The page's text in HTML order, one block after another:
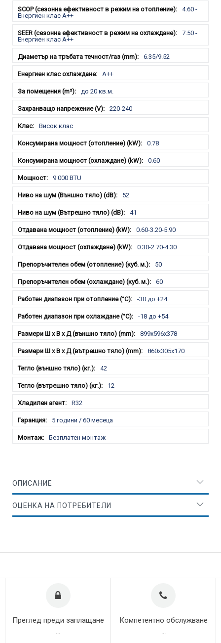
4.60 -
Енергиен клас A++
7.50 -
Енергиен клас A++
6.35/9.52
A++
до 20 кв.м.
220-240
Висок клас
0.78
0.60
9 000 BTU
52
41
0.60-3.20-5.90
0.30-2.70-4.30
50
60
-30 до +24
-18 до +54
899x596x378
860x305x170
42
12
R32
5 години / 60 месеца
Безплатен монтаж
ОПИСАНИЕ
ОЦЕНКА НА ПОТРЕБИТЕЛИ
Преглед преди заплащане Компетентно обслужване